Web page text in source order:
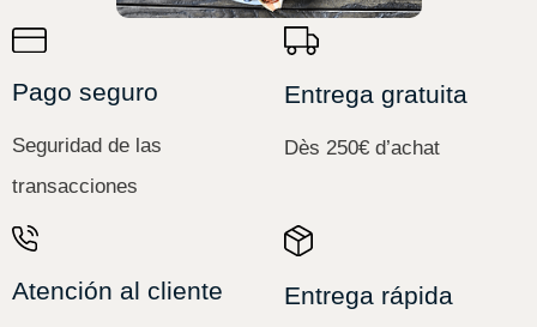
Pago seguro
Seguridad de las
transacciones
Entrega gratuita
Dès 250€ d’achat
Atención al cliente Entrega rápida